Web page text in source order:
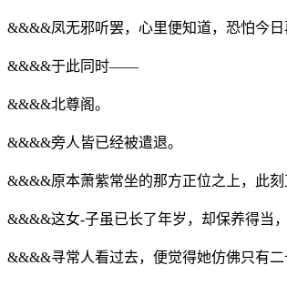
&&&&凤无邪听罢，心里便知道，恐怕今日
&&&&于此同时——
&&&&北尊阁。
&&&&旁人皆已经被遣退。
&&&&原本萧紫常坐的那方正位之上，此刻
&&&&这女-子虽已长了年岁，却保养得当
&&&&寻常人看过去，便觉得她仿佛只有二